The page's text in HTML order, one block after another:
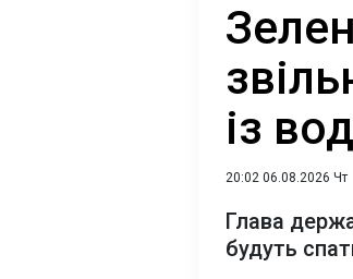
із
20:02 06.08.2026 Чт
Глава
будуть